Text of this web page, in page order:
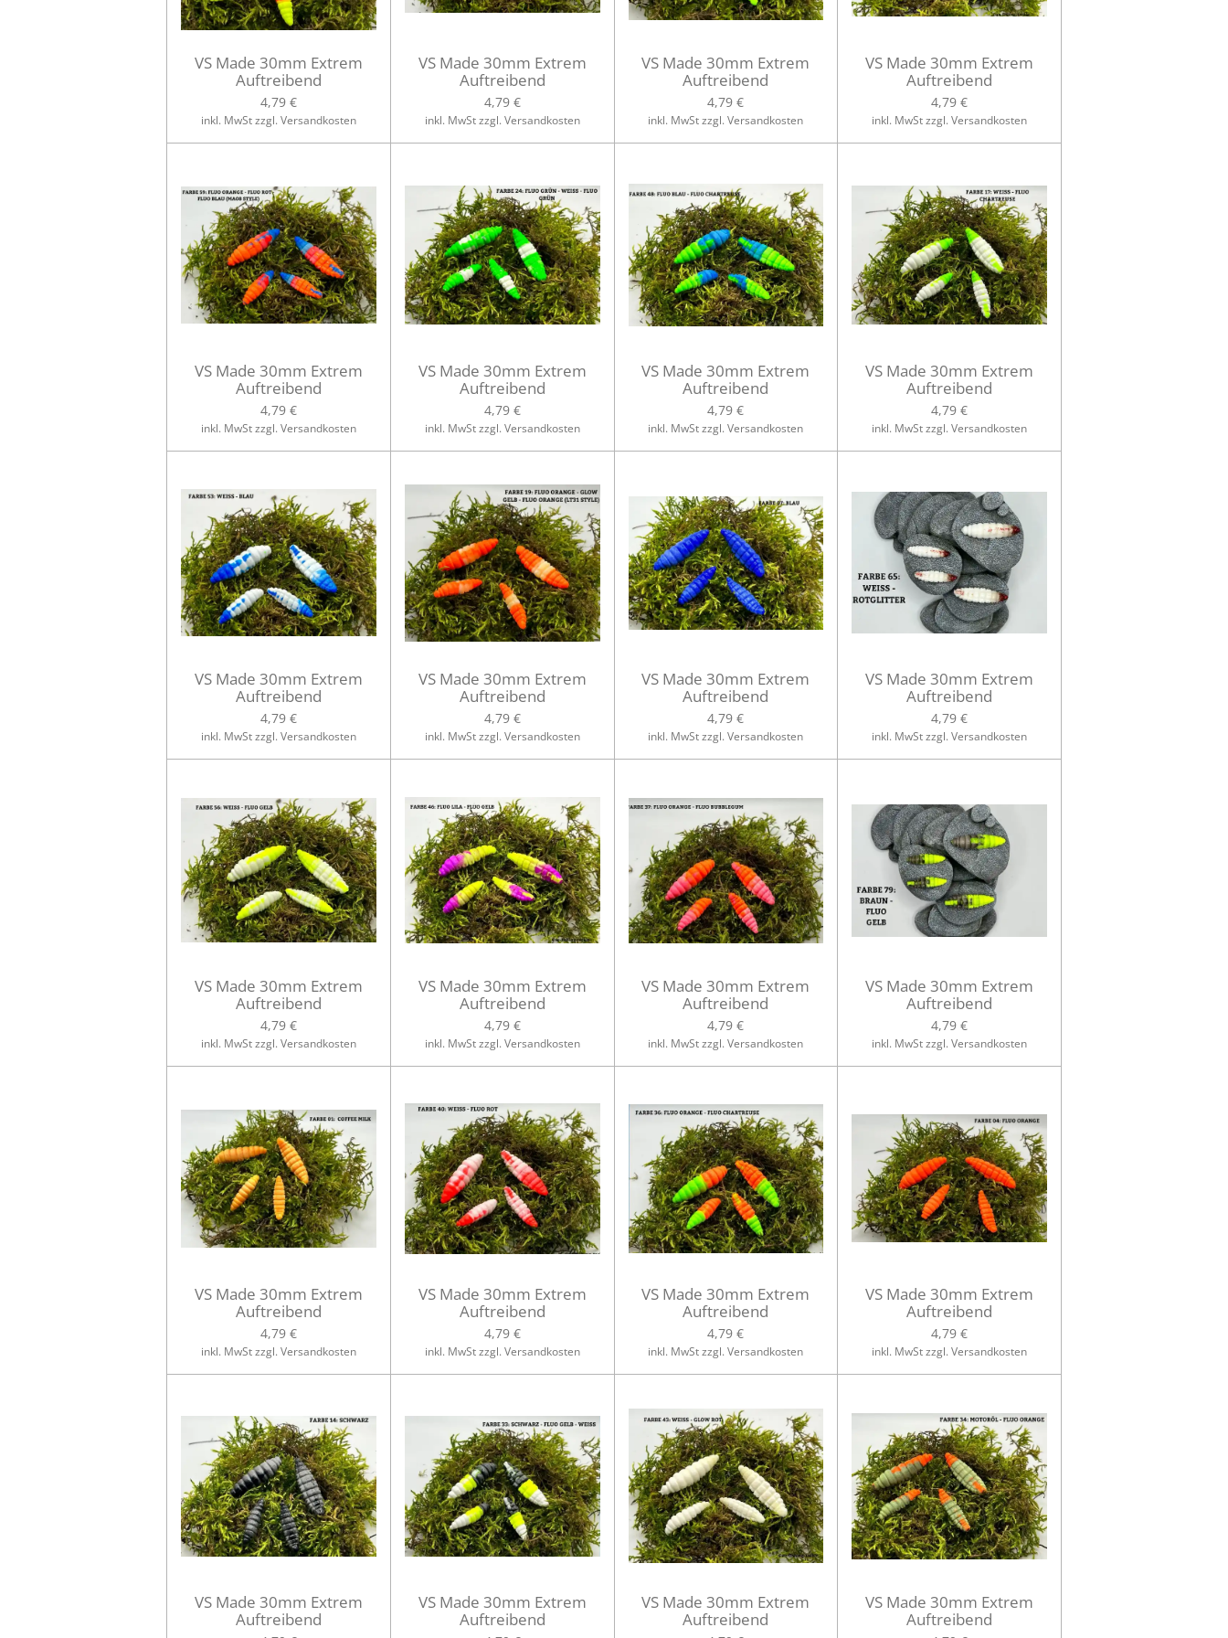
VS Made 30mm Extrem
Auftreibend
4,79 €
inkl. MwSt zzgl. Versandkosten
VS Made 30mm Extrem
Auftreibend
4,79 €
inkl. MwSt zzgl. Versandkosten
VS Made 30mm Extrem
Auftreibend
4,79 €
inkl. MwSt zzgl. Versandkosten
VS Made 30mm Extrem
Auftreibend
4,79 €
inkl. MwSt zzgl. Versandkosten
VS Made 30mm Extrem
Auftreibend
4,79 €
inkl. MwSt zzgl. Versandkosten
VS Made 30mm Extrem
Auftreibend
4,79 €
inkl. MwSt zzgl. Versandkosten
VS Made 30mm Extrem
Auftreibend
4,79 €
inkl. MwSt zzgl. Versandkosten
VS Made 30mm Extrem
Auftreibend
4,79 €
inkl. MwSt zzgl. Versandkosten
VS Made 30mm Extrem
Auftreibend
4,79 €
inkl. MwSt zzgl. Versandkosten
VS Made 30mm Extrem
Auftreibend
4,79 €
inkl. MwSt zzgl. Versandkosten
VS Made 30mm Extrem
Auftreibend
4,79 €
inkl. MwSt zzgl. Versandkosten
VS Made 30mm Extrem
Auftreibend
4,79 €
inkl. MwSt zzgl. Versandkosten
VS Made 30mm Extrem
Auftreibend
4,79 €
inkl. MwSt zzgl. Versandkosten
VS Made 30mm Extrem
Auftreibend
4,79 €
inkl. MwSt zzgl. Versandkosten
VS Made 30mm Extrem
Auftreibend
4,79 €
inkl. MwSt zzgl. Versandkosten
VS Made 30mm Extrem
Auftreibend
4,79 €
inkl. MwSt zzgl. Versandkosten
VS Made 30mm Extrem
Auftreibend
4,79 €
inkl. MwSt zzgl. Versandkosten
VS Made 30mm Extrem
Auftreibend
4,79 €
inkl. MwSt zzgl. Versandkosten
VS Made 30mm Extrem
Auftreibend
4,79 €
inkl. MwSt zzgl. Versandkosten
VS Made 30mm Extrem
Auftreibend
4,79 €
inkl. MwSt zzgl. Versandkosten
VS Made 30mm Extrem
Auftreibend
VS Made 30mm Extrem
Auftreibend
VS Made 30mm Extrem
Auftreibend
VS Made 30mm Extrem
Auftreibend